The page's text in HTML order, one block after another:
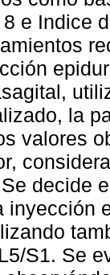
e Indice
la
valores
decide
inyección
S1. Se